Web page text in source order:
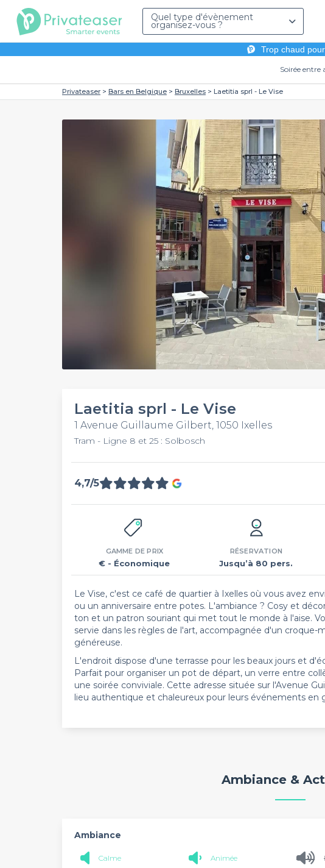
Quel type d'évènement
organisez-vous ?
Trop chaud
Soirée entre
Privateaser Bars en Belgique Bruxelles Laetitia sprl - Le Vise
Laetitia sprl - Le Vise
1 Avenue Guillaume Gilbert, 1050 Ixelles
Tram - Ligne 8 et 25 : Solbosch
4,7/5
GAMME DE PRIX
€ - Économique
RÉSERVATION
Jusqu’à 80 pers.
Le Vise, c'est ce café de quartier à Ixelles où vous avez
ou un anniversaire entre potes. L'ambiance ? Cosy et
ton et un patron souriant qui met tout le monde à l'aise.
servie dans les règles de l'art, accompagnée d'un croque-
généreuse.
L'endroit dispose d'une terrasse pour les beaux jours et
Parfait pour organiser un pot de départ, un verre entre
une soirée conviviale. Cette adresse située sur l'Avenue
lieu authentique et chaleureux pour leurs événements en
Ambiance &
Ambiance
Calme Animée